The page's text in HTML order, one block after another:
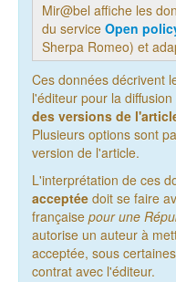
Mir@bel affiche les
du service Open
Sherpa Romeo) et
Ces données décrivent
l'éditeur pour la
des versions de
Plusieurs options sont
version de l'article.
L'interprétation de ces
acceptée doit se faire
française pour une
autorise un auteur à
acceptée, sous
contrat avec l'éditeur.